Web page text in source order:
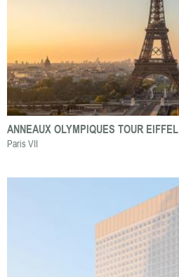
ANNEAUX OLYMPIQUES TOUR EIFFEL
Paris VII